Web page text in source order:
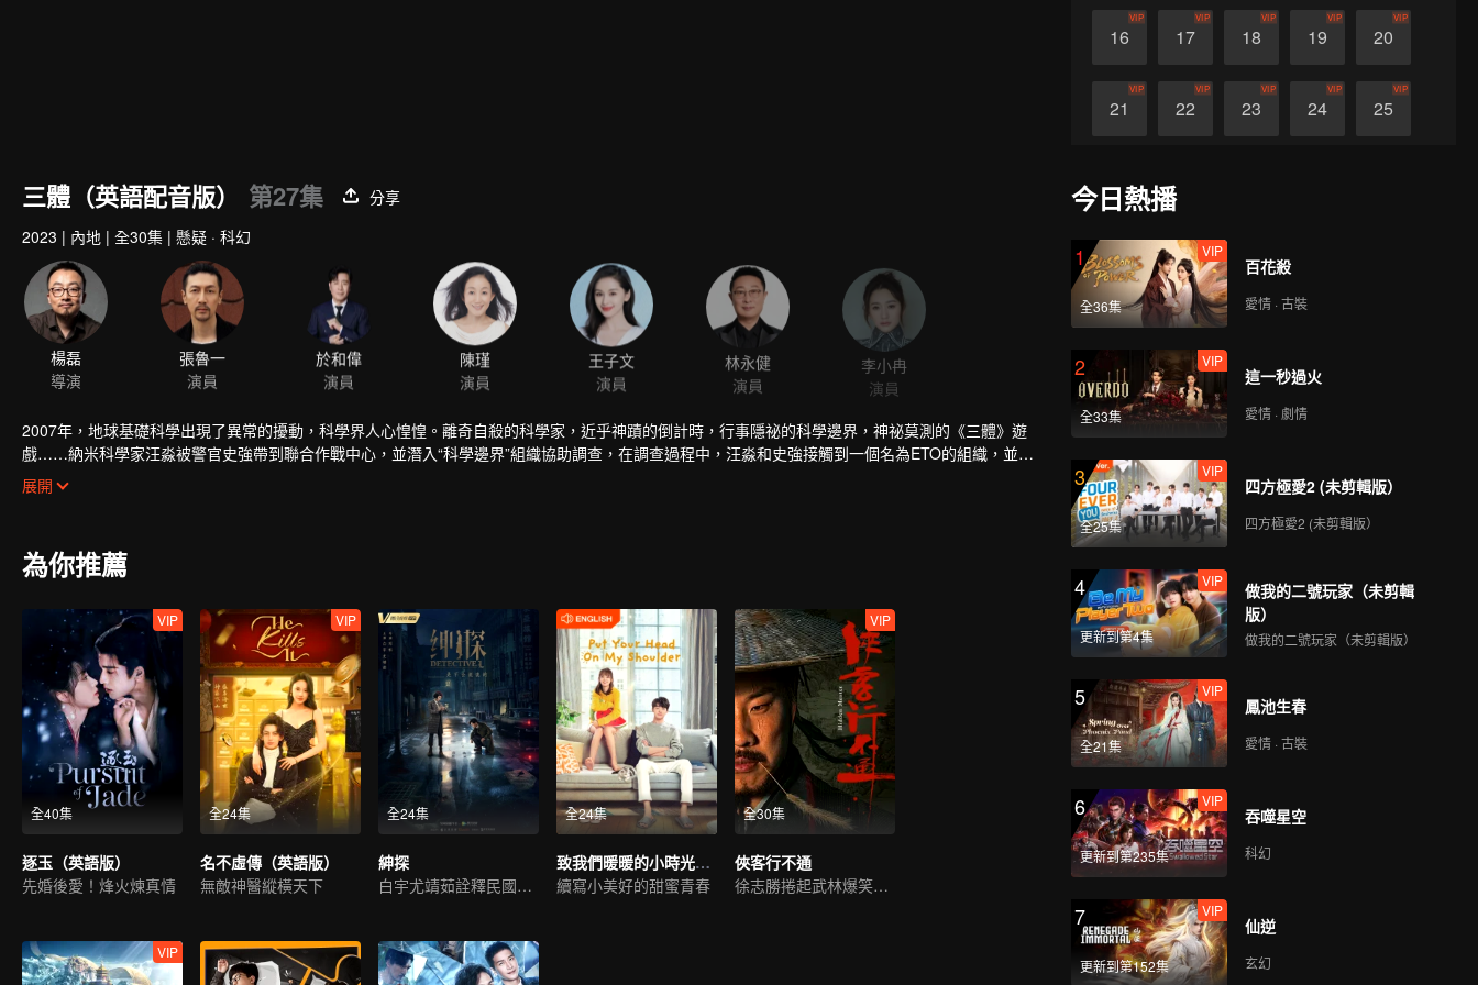
16
VIP
17
VIP
18
VIP
19
VIP
20
VIP
21
VIP
22
VIP
23
VIP
24
VIP
25
VIP
27
三體（英語配音版） 第27集
分享
2023 | 內地 | 全30集 | 懸疑 · 科幻
楊磊
導演
張魯一
演員
於和偉
演員
陳瑾
演員
王子文
演員
林永健
演員
李小冉
演員
2007年，地球基礎科學出現了異常的擾動，科學界人心惶惶。離奇自殺的科學家，近乎神蹟的倒計時，行事隱祕的科學邊界，神祕莫測的《三體》遊
戲……納米科學家汪淼被警官史強帶到聯合作戰中心，並潛入“科學邊界”組織協助調查，在調查過程中，汪淼和史強接觸到一個名為ETO的組織，並發
現《三體》遊戲的祕密，竟是兩個文明為了生存空間，孤注一擲的生死相逐，在眾人的共同努力下，汪淼、史強等人堅定信念、重燃希望，帶領大家準
備一起面對即將來臨的人類危機。
展開
為你推薦
全40集
VIP
逐玉（英語版）
先婚後愛！烽火煉真情
全24集
VIP
名不虛傳（英語版）
無敵神醫縱橫天下
全24集
紳探
白宇尤靖茹詮釋民國偵探範
全24集
致我們暖暖的小時光（英語版）
續寫小美好的甜蜜青春
全30集
VIP
俠客行不通
徐志勝捲起武林爆笑風雲
VIP
今日熱播
1
全36集
VIP
百花殺
愛情 · 古裝
2
全33集
VIP
這一秒過火
愛情 · 劇情
3
全25集
VIP
四方極愛2 (未剪輯版）
四方極愛2 (未剪輯版）
4
更新到第4集
VIP
做我的二號玩家（未剪輯
版）
做我的二號玩家（未剪輯版）
5
全21集
VIP
鳳池生春
愛情 · 古裝
6
更新到第235集
VIP
吞噬星空
科幻
7
更新到第152集
VIP
仙逆
玄幻